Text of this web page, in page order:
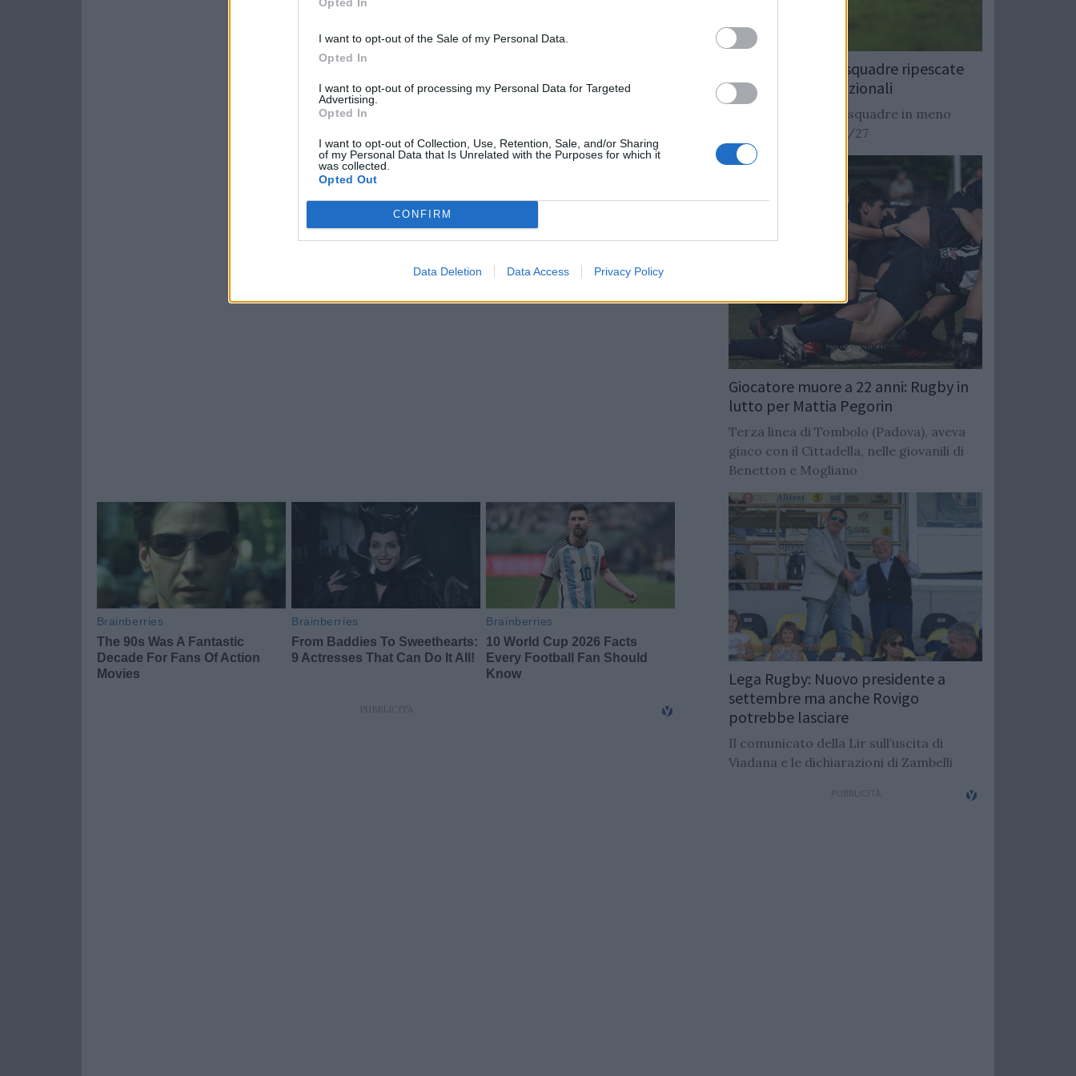
I want to opt-out of the Sale of my Personal Data.
Opted In
I want to opt-out of processing my Personal Data for Targeted
Advertising.
Opted In
I want to opt-out of Collection, Use, Retention, Sale, and/or Sharing
of my Personal Data that Is Unrelated with the Purposes for which it
was collected.
Opted Out
CONFIRM
Data Deletion Data Access Privacy Policy
Rugby: Record di squadre ripescate
nei campionati nazionali
Si stimano oltre 20 squadre in meno
dalla stagione 2026/27
Giocatore muore a 22 anni: Rugby in
lutto per Mattia Pegorin
Terza linea di Tombolo (Padova), aveva
giaco con il Cittadella, nelle giovanili di
Benetton e Mogliano
Lega Rugby: Nuovo presidente a
settembre ma anche Rovigo
potrebbe lasciare
Il comunicato della Lir sull’uscita di
Viadana e le dichiarazioni di Zambelli